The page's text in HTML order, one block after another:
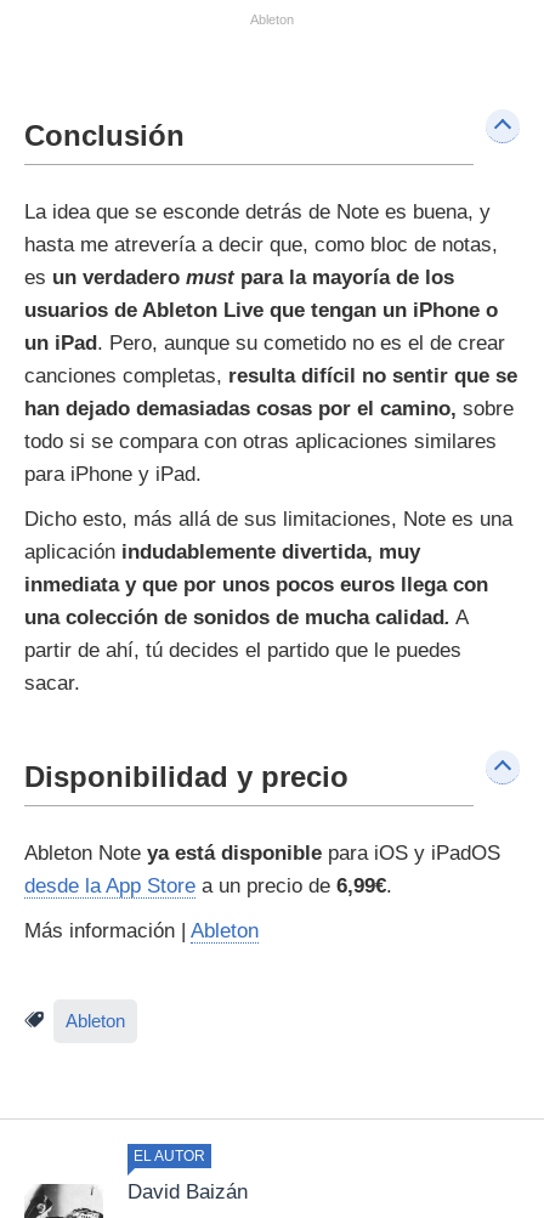
Ableton
Conclusión
La idea que se esconde detrás de Note es buena, y
hasta me atrevería a decir que, como bloc de notas,
es un verdadero mustpara la mayoría de los
usuarios de Ableton Live que tengan un iPhone o
un iPad. Pero, aunque su cometido no es el de crear
canciones completas, resulta difícil no sentir que se
han dejado demasiadas cosas por el camino, sobre
todo si se compara con otras aplicaciones similares
para iPhone y iPad.
Dicho esto, más allá de sus limitaciones, Note es una
aplicación indudablemente divertida, muy
inmediata y que por unos pocos euros llega con
una colección de sonidos de mucha calidad. A
partir de ahí, tú decides el partido que le puedes
sacar.
Disponibilidad y precio
Ableton Note ya está disponible para iOS y iPadOS
desde la App Store a un precio de 6,99€.
Más información | Ableton
Ableton
EL AUTOR
David Baizán